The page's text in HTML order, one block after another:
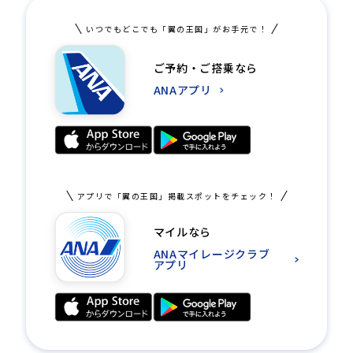
いつでもどこでも「翼の王国」がお手元で！
ご予約・ご搭乗なら
ANAアプリ
アプリで「翼の王国」掲載スポットをチェック！
マイルなら
ANAマイレージクラブ
アプリ